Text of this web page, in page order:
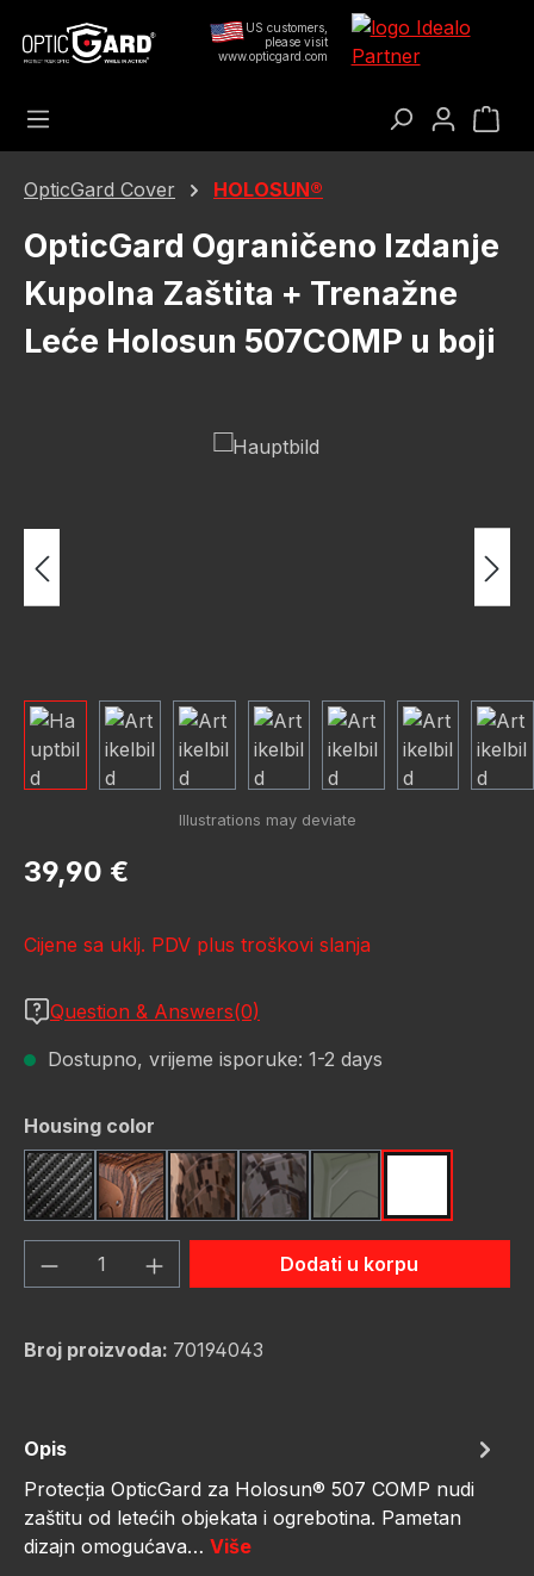
Preskoči na glavni sadržaj US customers,
please visit
www.opticgard.com
OpticGard Cover HOLOSUN®
OpticGard Ograničeno Izdanje
Kupolna Zaštita + Trenažne
Leće Holosun 507COMP u boji
Preskoči galeriju slika
Redovna cijena:
39,90 €
Cijene sa uklj. PDV plus troškovi slanja
Question & Answers(0)
Dostupno, vrijeme isporuke: 1-2 days
Odaberi
Housing color
Carbon FiberDark WoodFDE CamoGunmetal Camo
OD Green
Količina proizvoda: Unesite željenu
Dodati u korpu
Broj proizvoda: 70194043
Opis
Protecția OpticGard za Holosun® 507 COMP nudi
zaštitu od letećih objekata i ogrebotina. Pametan
dizajn omogućava… Više